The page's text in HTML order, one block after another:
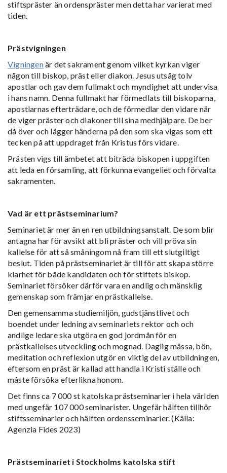
stiftspräster än ordenspräster men detta har varierat med
tiden.
Prästvigningen
Vigningenär det sakrament genom vilket kyrkan viger
någon till biskop, präst eller diakon. Jesus utsåg tolv
apostlar och gav dem fullmakt och myndighet att undervisa
i hans namn. Denna fullmakt har förmedlats till biskoparna,
apostlarnas efterträdare, och de förmedlar den vidare när
de viger präster och diakoner till sina medhjälpare. De ber
då över och lägger händerna på den som ska vigas som ett
tecken på att uppdraget från Kristus förs vidare.
Prästen vigs till ämbetet att biträda biskopen i uppgiften
att leda en församling, att förkunna evangeliet och förvalta
sakramenten.
Vad är ett prästseminarium?
Seminariet är mer än en ren utbildningsanstalt. De som blir
antagna har för avsikt att bli präster och vill pröva sin
kallelse för att så småningom nå fram till ett slutgiltigt
beslut. Tiden på prästseminariet är till för att skapa större
klarhet för både kandidaten och för stiftets biskop.
Seminariet försöker därför vara en andlig och mänsklig
gemenskap som främjar en prästkallelse.
Den gemensamma studiemiljön, gudstjänstlivet och
boendet under ledning av seminariets rektor och och
andlige ledare ska utgöra en god jordmån för en
prästkallelses utveckling och mognad. Daglig mässa, bön,
meditation och reflexion utgör en viktig del av utbildningen,
eftersom en präst är kallad att handla i Kristi ställe och
måste försöka efterlikna honom.
Det finns ca 7 000 st katolska prästseminarier i hela världen
med ungefär 107 000 seminarister. Ungefär hälften tillhör
stiftsseminarier och hälften ordensseminarier. (Källa:
Agenzia Fides 2023)
Prästseminariet i Stockholms katolska stift